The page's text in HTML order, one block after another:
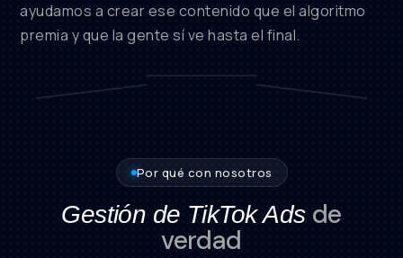
ayudamos a crear ese contenido que el algoritmo
premia y que la gente sí ve hasta el final.
Por qué con nosotros
Gestión de TikTok Ads de
verdad